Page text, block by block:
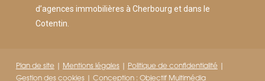
d’agences immobilières à Cherbourg et dans le
Cotentin.
Plan de site| Mentions légales| Politique de confidentialité|
Gestion des cookies| Conception : Objectif Multimédia